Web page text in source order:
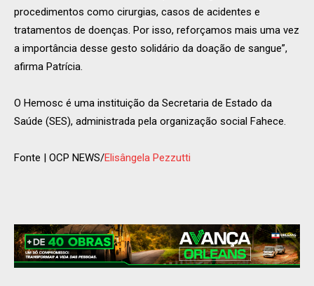
procedimentos como cirurgias, casos de acidentes e
tratamentos de doenças. Por isso, reforçamos mais uma vez
a importância desse gesto solidário da doação de sangue”,
afirma Patrícia.
O Hemosc é uma instituição da Secretaria de Estado da
Saúde (SES), administrada pela organização social Fahece.
Fonte | OCP NEWS/Elisângela Pezzutti